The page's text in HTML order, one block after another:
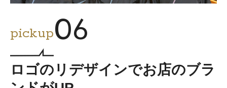
pickup06
ロゴのリデザインでお店のブラ